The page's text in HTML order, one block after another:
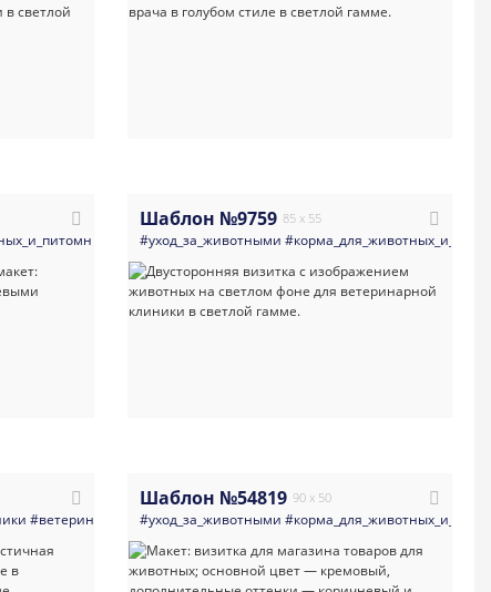
#забавные_и_причудливые #яркие #визитка
#ветеринария#яркие#визитка
Шаблон №9759 85 x 55
#уход_за_животными
#зоомагазин#собаки#клиника_больница #минимализм #светлые
#ветеринария #современные#визитка
Шаблон №54819 90 x 50
#уход_за_животными